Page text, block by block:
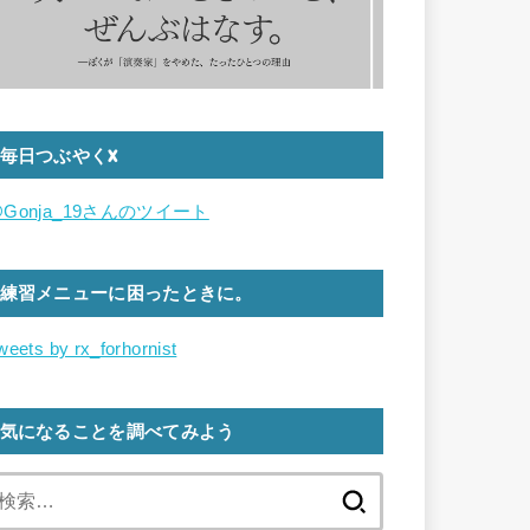
毎日つぶやくX
さんのツイート
練習メニューに困ったときに。
by rx_forhornist
気になることを調べてみよう